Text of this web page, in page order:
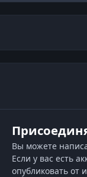
Вы можете
Если у вас есть
опубликовать от